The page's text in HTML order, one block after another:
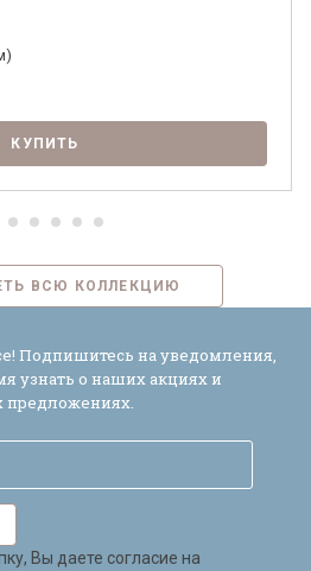
КУПИТЬ
ВСЮ КОЛЛЕКЦИЮ
Подпишитесь на уведомления,
узнать о наших акциях и
предложениях.
Вы даете согласие на